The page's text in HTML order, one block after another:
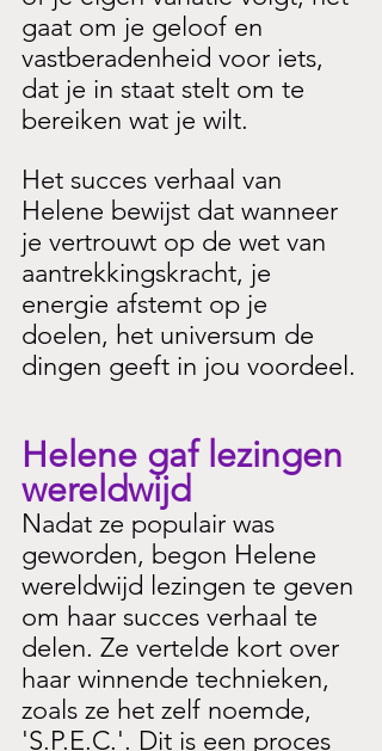
gaat om je geloof en
vastberadenheid voor iets,
dat je in staat stelt om te
bereiken wat je wilt.
Het succes verhaal van
Helene bewijst dat wanneer
je vertrouwt op de wet van
aantrekkingskracht, je
energie afstemt op je
doelen, het universum de
dingen geeft in jou voordeel.
Helene gaf lezingen
wereldwijd
Nadat ze populair was
geworden, begon Helene
wereldwijd lezingen te geven
om haar succes verhaal te
delen. Ze vertelde kort over
haar winnende technieken,
zoals ze het zelf noemde,
'S.P.E.C.'. Dit is een proces